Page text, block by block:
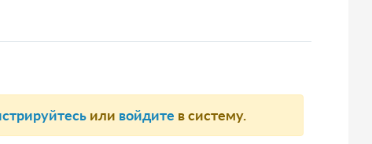
или войдите в систему.